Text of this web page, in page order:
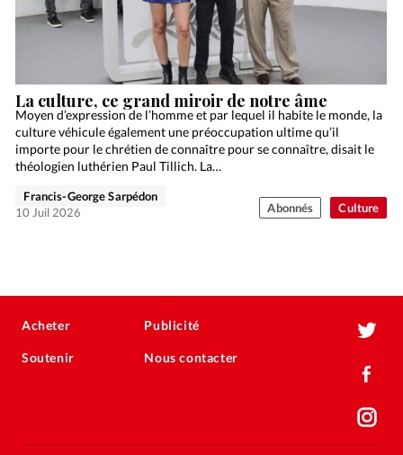
Culture
La culture, ce grand miroir de notre âme
Moyen d’expression de l’homme et par lequel il habite le monde, la
culture véhicule également une préoccupation ultime qu’il
importe pour le chrétien de connaître pour se connaître, disait le
théologien luthérien Paul Tillich. La…
Francis-George Sarpédon
10 Juil 2026
Abonnés
Acheter
Soutenir
Publicité
Nous contacter